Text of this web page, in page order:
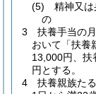
(5)
精神又
の
3
扶養手当の月
おいて「扶養
13,000円、扶
円とする。
4
扶養親族た